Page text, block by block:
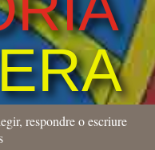
respondre o escriure